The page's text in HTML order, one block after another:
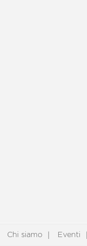
Chi siamo Eventi